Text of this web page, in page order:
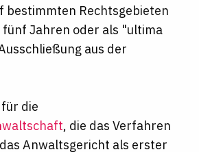
bestimmten Rechtsgebieten
fünf Jahren oder als "ultima
aus der
die
, die das Verfahren
Anwaltsgericht als erster